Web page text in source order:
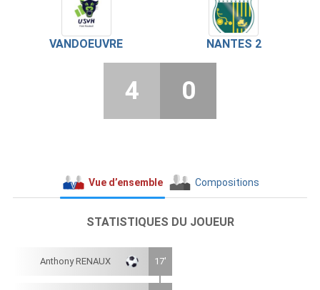
VANDOEUVRE NANTES 2
4 0
Vue d’ensemble Compositions
STATISTIQUES DU JOUEUR
Anthony RENAUX 17'